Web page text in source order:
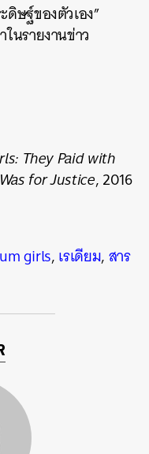
ดิษฐ์ของตัวเอง”
ในรายงานข่าว
They Paid with
for Justice, 2016
girls,เรเดียม,สาร